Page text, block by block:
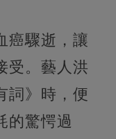
癌驟逝，讓
受。藝人洪
詞》時，便
的驚愕過